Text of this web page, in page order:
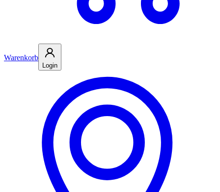
Warenkorb
Login